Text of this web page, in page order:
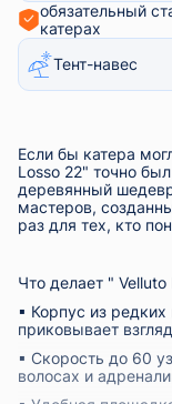
обязательный
катерах
Тент-навес
Если бы катера
Losso 22" точно
деревянный
мастеров,
раз для тех, кто
Что делает "
▪︎ Корпус из
приковывает
▪︎ Скорость до 60
волосах и